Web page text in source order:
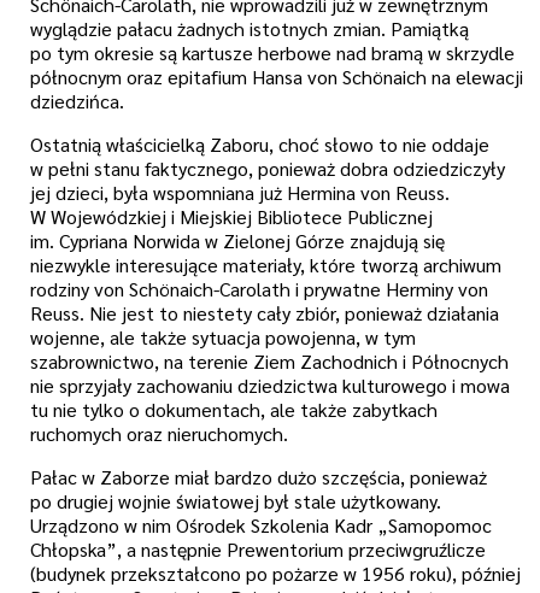
wyglądzie pałacu żadnych istotnych zmian. Pamiątką
po tym okresie są kartusze herbowe nad bramą w skrzydle
północnym oraz epitafium Hansa von Schönaich na elewacji
dziedzińca.
Ostatnią właścicielką Zaboru, choć słowo to nie oddaje
w pełni stanu faktycznego, ponieważ dobra odziedziczyły
jej dzieci, była wspomniana już Hermina von Reuss.
W Wojewódzkiej i Miejskiej Bibliotece Publicznej
im. Cypriana Norwida w Zielonej Górze znajdują się
niezwykle interesujące materiały, które tworzą archiwum
rodziny von Schönaich-Carolath i prywatne Herminy von
Reuss. Nie jest to niestety cały zbiór, ponieważ działania
wojenne, ale także sytuacja powojenna, w tym
szabrownictwo, na terenie Ziem Zachodnich i Północnych
nie sprzyjały zachowaniu dziedzictwa kulturowego i mowa
tu nie tylko o dokumentach, ale także zabytkach
ruchomych oraz nieruchomych.
Pałac w Zaborze miał bardzo dużo szczęścia, ponieważ
po drugiej wojnie światowej był stale użytkowany.
Urządzono w nim Ośrodek Szkolenia Kadr „Samopomoc
Chłopska”, a następnie Prewentorium przeciwgruźlicze
(budynek przekształcono po pożarze w 1956 roku), później